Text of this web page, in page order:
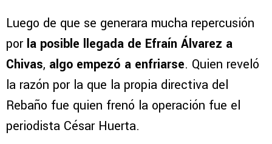
Luego de que se generara mucha repercusión
por la posible llegada de Efraín Álvarez a
Chivas, algo empezó a enfriarse. Quien reveló
la razón por la que la propia directiva del
Rebaño fue quien frenó la operación fue el
periodista César Huerta.